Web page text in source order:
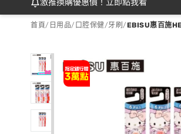
首頁/ 日用品/ 口腔保健/牙刷 /EBISU惠百施